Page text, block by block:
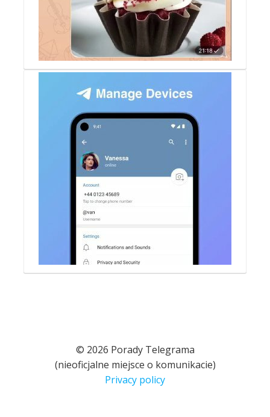
© 2026 Porady Telegrama
(nieoficjalne miejsce o komunikacie)
Privacy policy